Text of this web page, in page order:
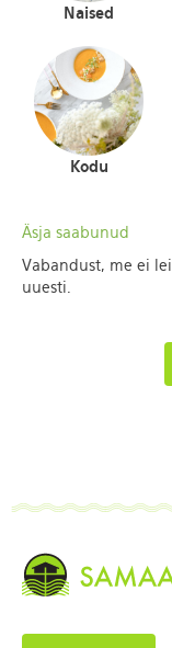
Naised
Kodu
Äsja saabunud
Vabandust, me ei
uuesti.